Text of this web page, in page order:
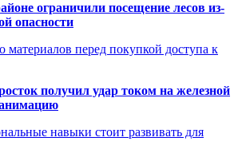
ограничили посещение лесов из-
опасности
материалов перед покупкой доступа к
получил удар током на железной
навыки стоит развивать для